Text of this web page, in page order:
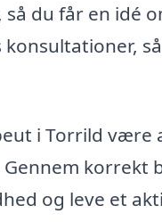
du får en idé
i Torrild være
korrekt
og leve et